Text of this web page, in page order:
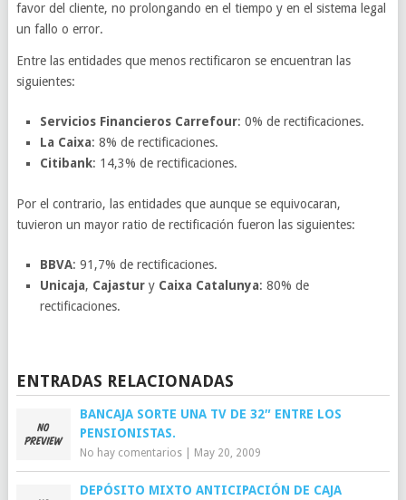
favor del cliente, no prolongando en el tiempo y en el sistema legal
un fallo o error.
Entre las entidades que menos rectificaron se encuentran las
siguientes:
Servicios Financieros Carrefour: 0% de rectificaciones.
La Caixa: 8% de rectificaciones.
Citibank: 14,3% de rectificaciones.
Por el contrario, las entidades que aunque se equivocaran,
tuvieron un mayor ratio de rectificación fueron las siguientes:
BBVA: 91,7% de rectificaciones.
Unicaja, Cajastur y Caixa Catalunya: 80% de
rectificaciones.
ENTRADAS RELACIONADAS
BANCAJA SORTE UNA TV DE 32″ ENTRE LOS
PENSIONISTAS.
No hay comentarios| May 20, 2009
DEPÓSITO MIXTO ANTICIPACIÓN DE CAJA